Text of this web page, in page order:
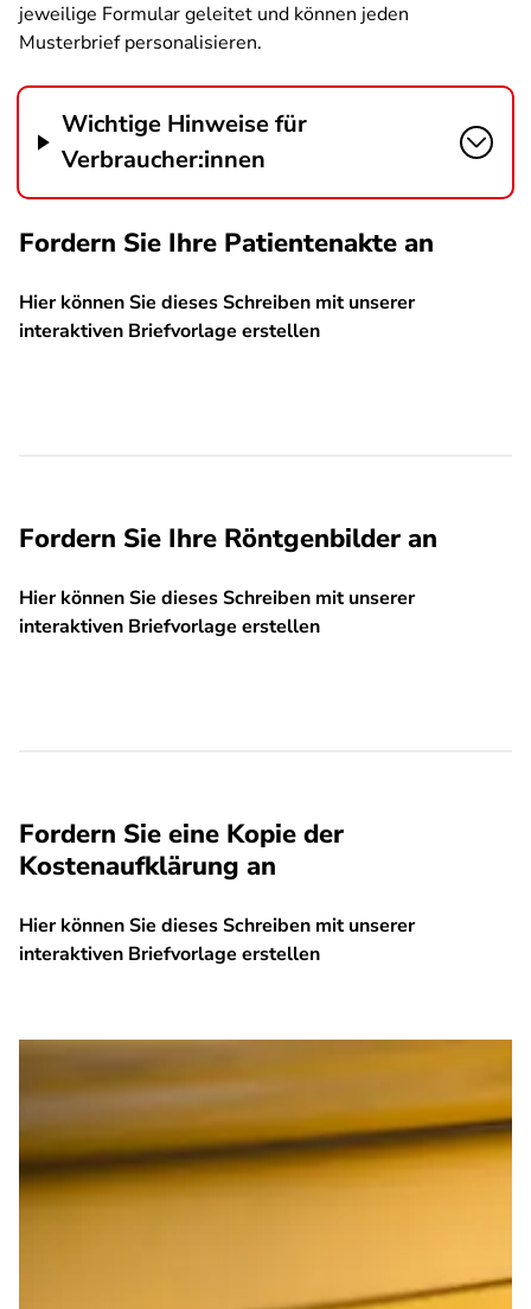
jeweilige Formular geleitet und können jeden
Musterbrief personalisieren.
Wichtige Hinweise für
Verbraucher:innen
Fordern Sie Ihre Patientenakte an
Hier können Sie dieses Schreiben mit unserer
interaktiven Briefvorlage erstellen
Fordern Sie Ihre Röntgenbilder an
Hier können Sie dieses Schreiben mit unserer
interaktiven Briefvorlage erstellen
Fordern Sie eine Kopie der
Kostenaufklärung an
Hier können Sie dieses Schreiben mit unserer
interaktiven Briefvorlage erstellen